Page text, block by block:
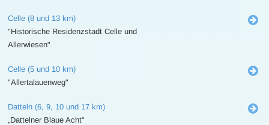
Celle (8 und 13 km)
"Historische Residenzstadt Celle und
Allerwiesen"
Celle (5 und 10 km)
"Allertalauenweg"
Datteln (6, 9, 10 und 17 km)
„Dattelner Blaue Acht"